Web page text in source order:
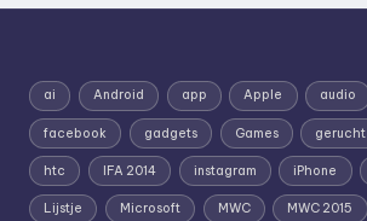
ai Android app Apple audio
facebook gadgets Games gerucht
htc IFA 2014 instagram iPhone
Lijstje Microsoft MWC MWC 2015